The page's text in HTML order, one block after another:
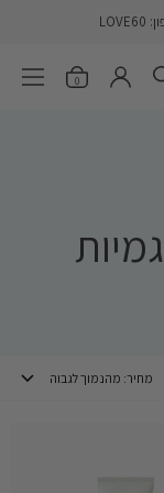
פתח חיפוש פתיחת0 פתח